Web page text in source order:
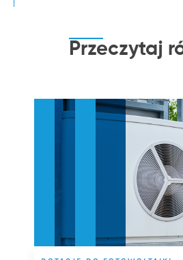
Przeczytaj